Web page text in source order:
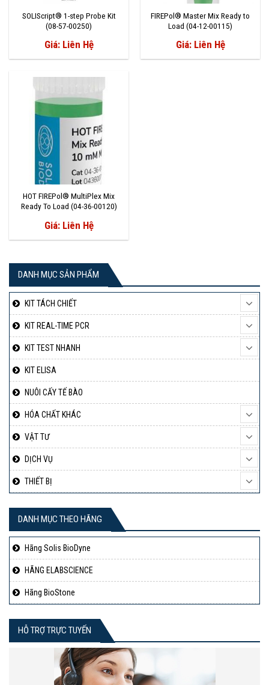
DANH MỤC SẢN PHẨM
KIT TÁCH CHIẾT
KIT REAL-TIME PCR
KIT TEST NHANH
KIT ELISA
NUÔI CẤY TẾ BÀO
HÓA CHẤT KHÁC
VẬT TƯ
DỊCH VỤ
THIẾT BỊ
DANH MỤC THEO HÃNG
Hãng Solis BioDyne
HÃNG ELABSCIENCE
Hãng BioStone
HỖ TRỢ TRỰC TUYẾN
SOLIScript® 1-step Probe Kit
(08-57-00250)
Giá: Liên Hệ
FIREPol® Master Mix Ready to
Load (04-12-00115)
Giá: Liên Hệ
HOT FIREPol® MultiPlex Mix
Ready To Load (04-36-00120)
Giá: Liên Hệ